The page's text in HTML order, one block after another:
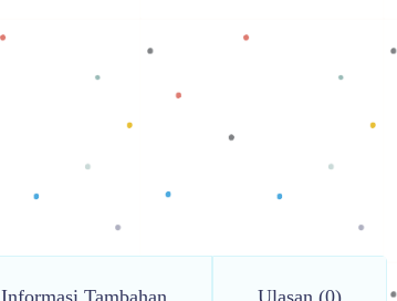
Informasi Tambahan Ulasan (0)